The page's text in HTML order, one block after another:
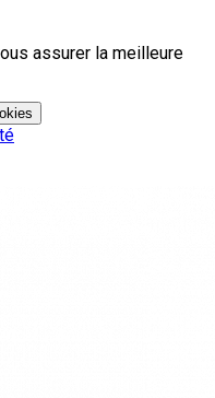
assurer la meilleure